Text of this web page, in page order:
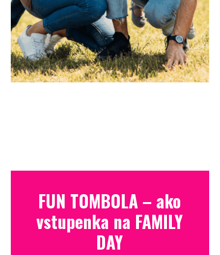
FUN TOMBOLA – ako
vstupenka na FAMILY
DAY